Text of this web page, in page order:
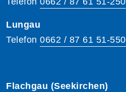
Lungau
Telefon 0662 / 87 61 51-550
Flachgau (Seekirchen)